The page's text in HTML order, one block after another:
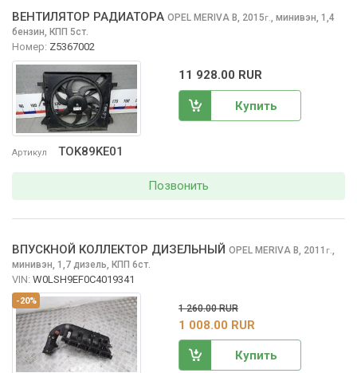
Артикул TOK89KE01
ВЕНТИЛЯТОР РАДИАТОРА OPEL MERIVA B, 2015г., минивэн, 1,4
бензин, КПП 5ст.
Номер: Z5367002
11 928.00 RUR
Купить
Позвонить
-20%
ВПУСКНОЙ КОЛЛЕКТОР ДИЗЕЛЬНЫЙ OPEL MERIVA B, 2011 г.
минивэн, 1,7 дизель, КПП 6ст.
VIN: W0LSH9EF0C4019341
1 260.00 RUR
1 008.00 RUR
Купить